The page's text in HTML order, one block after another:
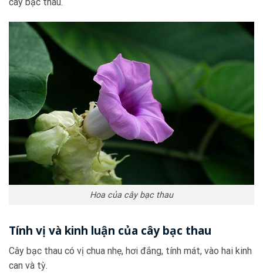
Hoa của cây bạc thau
Tính vị và kinh luận của cây bạc thau
Cây bạc thau có vị chua nhẹ, hơi đắng, tính mát, vào hai kinh
can và tỳ.